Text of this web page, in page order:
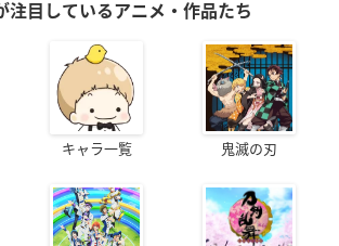
注目しているアニメ・作品たち
キャラ一覧 鬼滅の刃